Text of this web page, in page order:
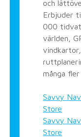
och
Erbjuder
000
världen,
många
Savvy
Store
Savvy
Store